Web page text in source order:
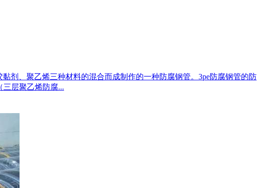
剂、聚乙烯三种材料的混合而成制作的一种防腐钢管。3pe防腐钢管的防
三层聚乙烯防腐...